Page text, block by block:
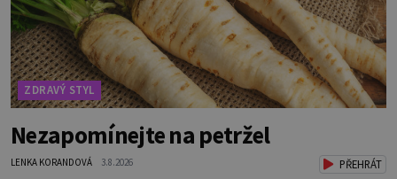
ZDRAVÝ STYL
Nezapomínejte na petržel
LENKA KORANDOVÁ 3.8.2026 PŘEHRÁT